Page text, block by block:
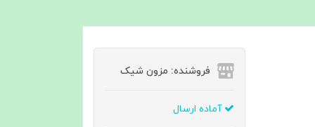
فروشنده: مزون شیک
آماده ارسال